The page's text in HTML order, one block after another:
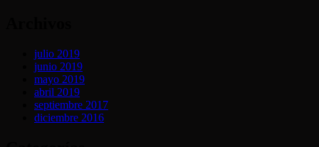
julio 2019
junio 2019
mayo 2019
abril 2019
septiembre 2017
diciembre 2016